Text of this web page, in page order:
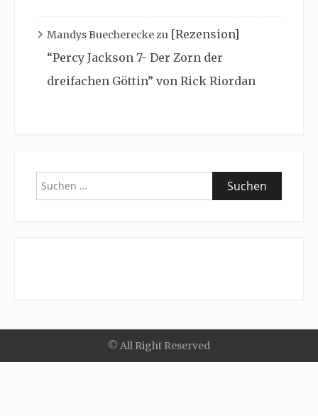
Mandys Buechereckezu [Rezension]
“Percy Jackson 7- Der Zorn der
dreifachen Göttin” von Rick Riordan
Suchen
nach:
© All Right Reserved